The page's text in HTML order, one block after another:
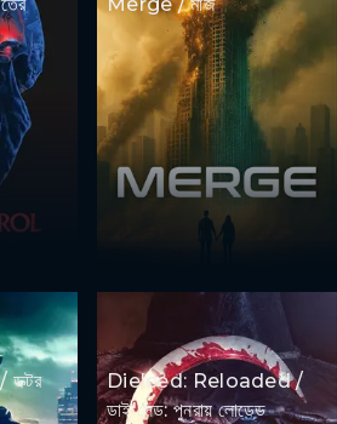
Die'ced: Reloaded /
ডাই'সেড: পুনরায় লোডেড